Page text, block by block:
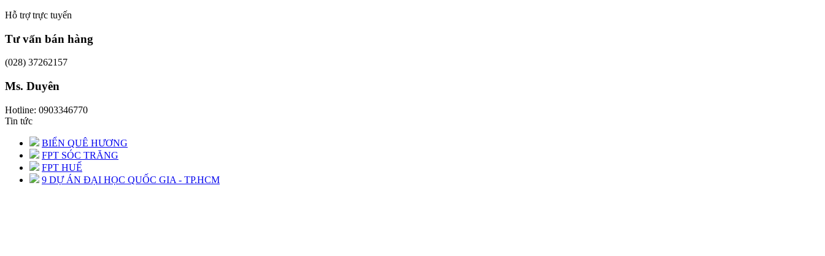
Hỗ trợ trực tuyến
Tư vấn bán hàng
(028) 37262157
Ms. Duyên
Hotline: 0903346770
Tin tức
BIỂN QUÊ HƯƠNG
FPT SÓC TRĂNG
FPT HUẾ
9 DỰ ÁN ĐẠI HỌC QUỐC GIA - TP.HCM